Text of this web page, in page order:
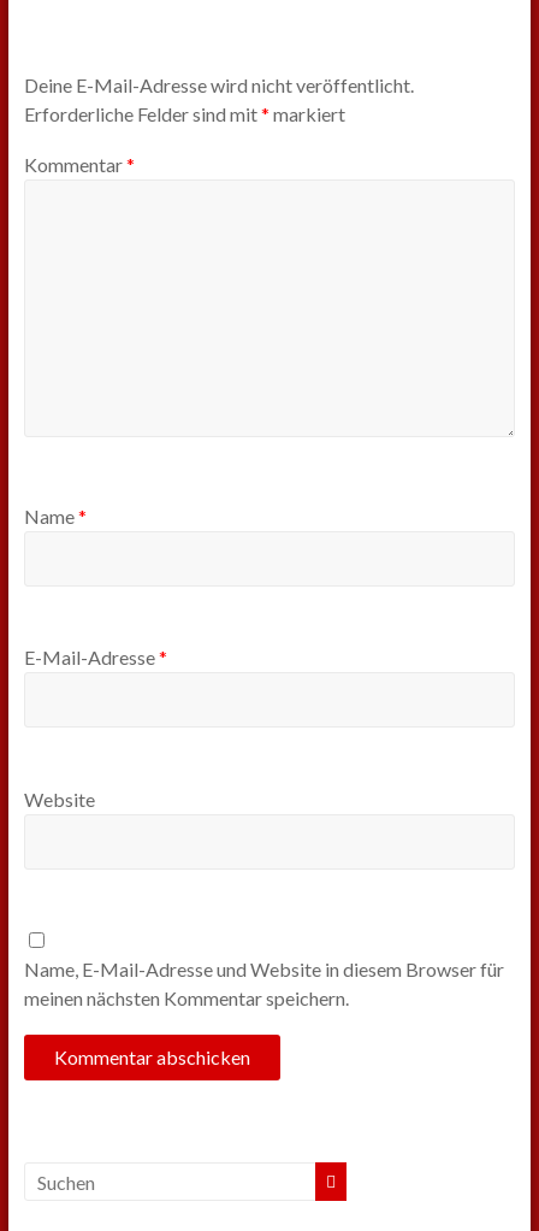
Deine E-Mail-Adresse wird nicht veröffentlicht.
Erforderliche Felder sind mit* markiert
Kommentar*
Name*
E-Mail-Adresse*
Website
Name, E-Mail-Adresse und Website in diesem Browser für
meinen nächsten Kommentar speichern.